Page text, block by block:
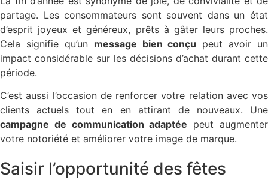
partage. Les consommateurs sont souvent dans un état
d’esprit joyeux et généreux, prêts à gâter leurs proches.
Cela signifie qu’un message bien conçu peut avoir un
impact considérable sur les décisions d’achat durant cette
période.
C’est aussi l’occasion de renforcer votre relation avec vos
clients actuels tout en en attirant de nouveaux. Une
campagne de communication adaptée peut augmenter
votre notoriété et améliorer votre image de marque.
Saisir l’opportunité des fêtes